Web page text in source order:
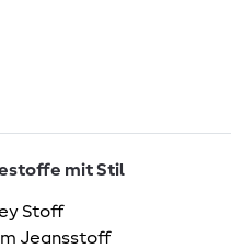
mit Stil
Stoff
Jeansstoff